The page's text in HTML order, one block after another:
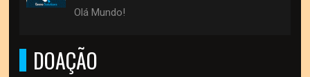
Olá Mundo!
DOAÇÃO